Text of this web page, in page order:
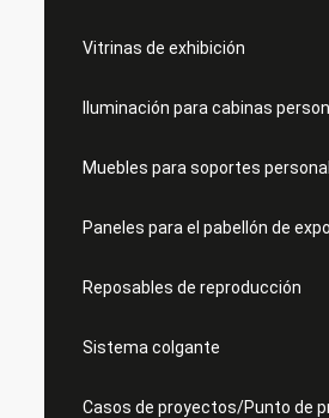
Vitrinas de exhibición
Iluminación para cabinas
Muebles para soportes
Paneles para el pabellón de
Reposables de reproducción
Sistema colgante
Casos de proyectos/Punto de